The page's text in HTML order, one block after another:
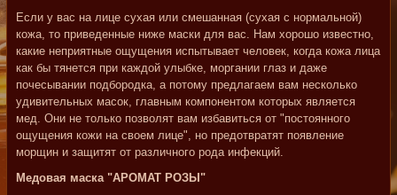
Если у вас на лице сухая или смешанная (сухая с нормальной)
кожа, то приведенные ниже маски для вас. Нам хорошо известно,
какие неприятные ощущения испытывает человек, когда кожа лица
как бы тянется при каждой улыбке, моргании глаз и даже
почесывании подбородка, а потому предлагаем вам несколько
удивительных масок, главным компонентом которых является
мед. Они не только позволят вам избавиться от "постоянного
ощущения кожи на своем лице", но предотвратят появление
морщин и защитят от различного рода инфекций.
Медовая маска "АРОМАТ РОЗЫ"